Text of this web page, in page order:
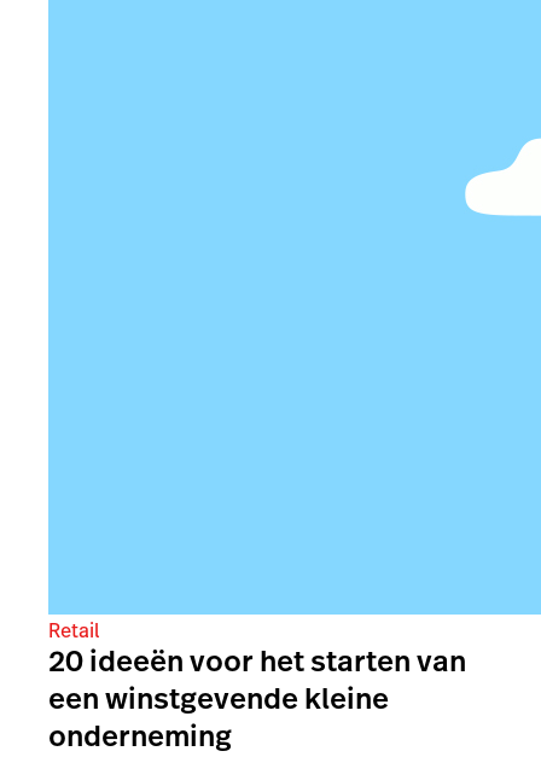
Retail
20 ideeën voor het starten van
een winstgevende kleine
onderneming